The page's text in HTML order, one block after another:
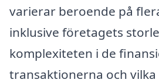
varierar beroende på
inklusive företagets
komplexiteten i de
transaktionerna och vilka